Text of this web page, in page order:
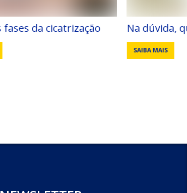
Na dúvida, qual fixador escolher?